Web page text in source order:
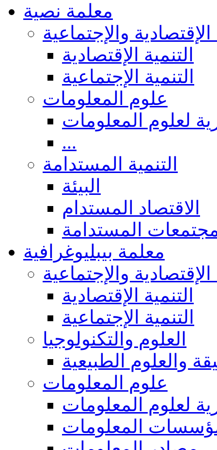
معلمة نصية
الإقتصادية والإجتماعية
التنمية الإقتصادية
التنمية الإجتماعية
علوم المعلومات
لعلوم المعلومات
...
التنمية المستدامة
البيئة
الاقتصاد المستدام
المستدامة
معلمة بيبليوغرافية
الإقتصادية والإجتماعية
التنمية الإقتصادية
التنمية الإجتماعية
العلوم والتكنولوجيا
والعلوم الطبيعية
علوم المعلومات
لعلوم المعلومات
المعلومات